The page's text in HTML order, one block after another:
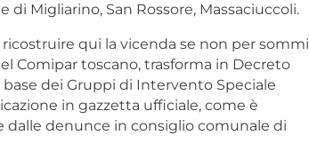
Migliarino, San Rossore, Massaciuccoli.
qui la vicenda se non per sommi
Comipar toscano, trasforma in Decreto
dei Gruppi di Intervento Speciale
in gazzetta ufficiale, come è
dalle denunce in consiglio comunale di